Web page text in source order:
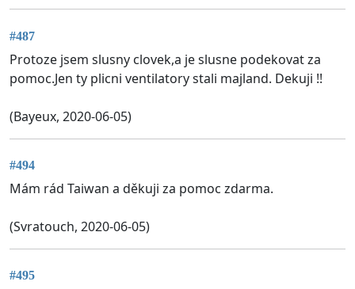
#487
Protoze jsem slusny clovek,a je slusne podekovat za
pomoc.Jen ty plicni ventilatory stali majland. Dekuji !!
(Bayeux, 2020-06-05)
#494
Mám rád Taiwan a děkuji za pomoc zdarma.
(Svratouch, 2020-06-05)
#495